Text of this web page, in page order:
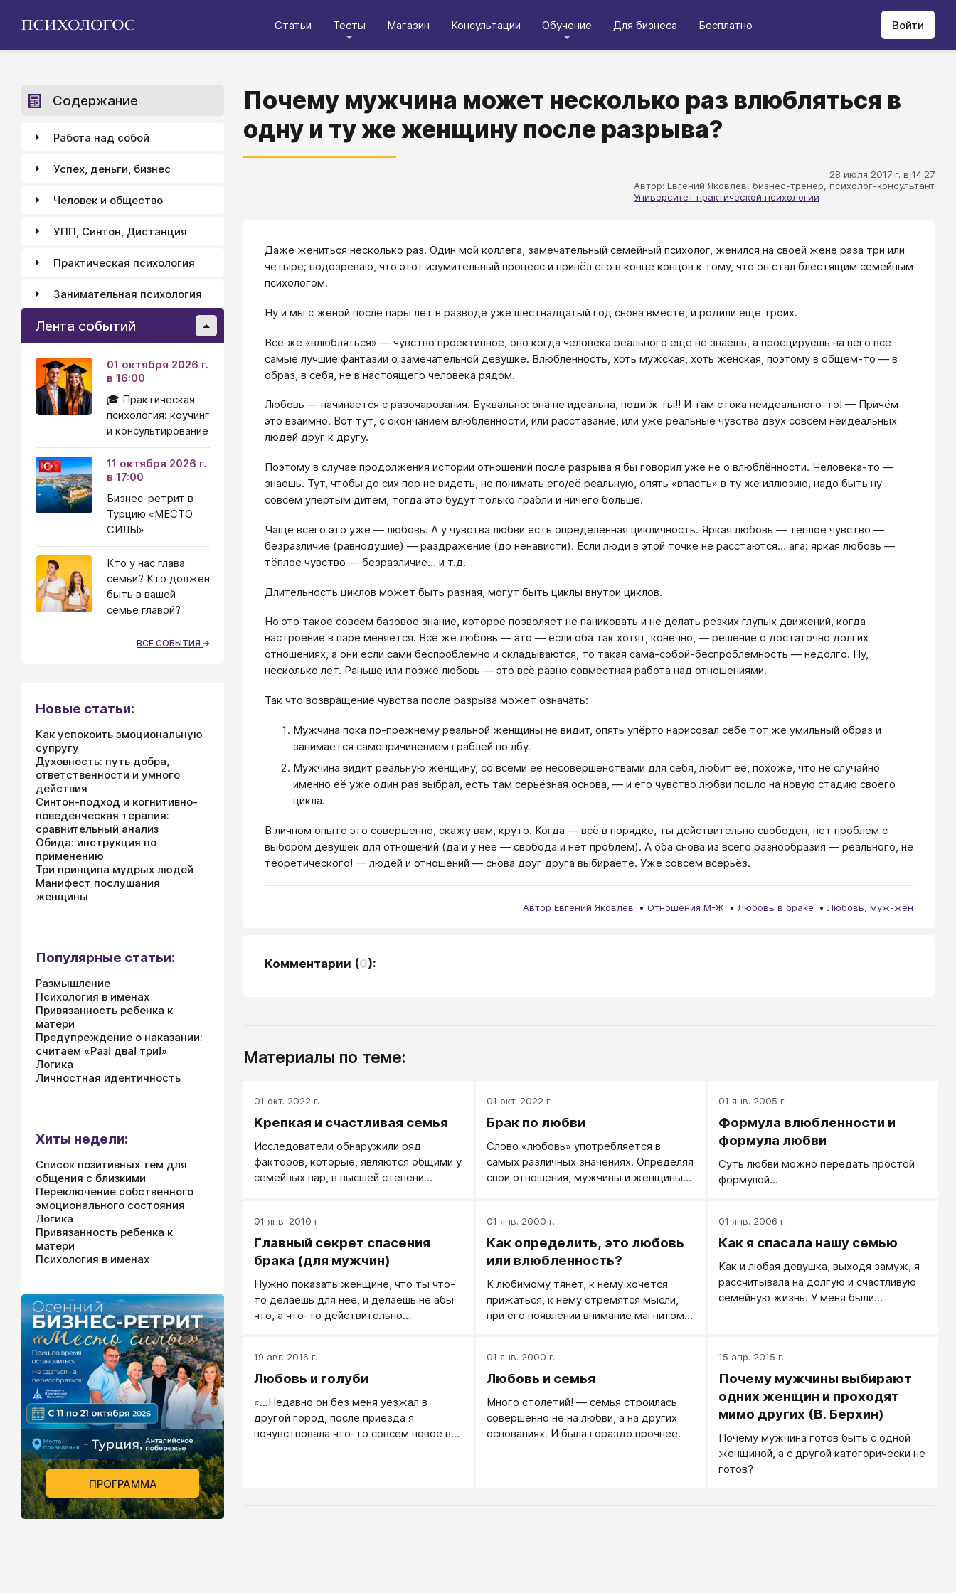
Статьи Тесты Магазин Консультации Обучение Для бизнеса Бесплатно Войти
Почему мужчина может несколько раз влюбляться в
одну и ту же женщину после разрыва?
28 июля 2017 г. в 14:27
Автор: Евгений Яковлев, бизнес-тренер, психолог-консультант
Университет практической психологии
Даже жениться несколько раз. Один мой коллега, замечательный семейный психолог, женился на своей жене раза три или
четыре; подозреваю, что этот изумительный процесс и привёл его в конце концов к тому, что он стал блестящим семейным
психологом.
Ну и мы с женой после пары лет в разводе уже шестнадцатый год снова вместе, и родили ещё троих.
Всё же «влюбляться» — чувство проективное, оно когда человека реального ещё не знаешь, а проецируешь на него все
самые лучшие фантазии о замечательной девушке. Влюбленность, хоть мужская, хоть женская, поэтому в общем-то — в
образ, в себя, не в настоящего человека рядом.
Любовь — начинается с разочарования. Буквально: она не идеальна, поди ж ты!! И там стока неидеального-то! — Причём
это взаимно. Вот тут, с окончанием влюблённости, или расставание, или уже реальные чувства двух совсем неидеальных
людей друг к другу.
Поэтому в случае продолжения истории отношений после разрыва я бы говорил уже не о влюблённости. Человека-то —
знаешь. Тут, чтобы до сих пор не видеть, не понимать его/её реальную, опять «впасть» в ту же иллюзию, надо быть ну
совсем упёртым дитём, тогда это будут только грабли и ничего больше.
Чаще всего это уже — любовь. А у чувства любви есть определённая цикличность. Яркая любовь — тёплое чувство —
безразличие (равнодушие) — раздражение (до ненависти). Если люди в этой точке не расстаются… ага: яркая любовь —
тёплое чувство — безразличие… и т.д.
Длительность циклов может быть разная, могут быть циклы внутри циклов.
Но это такое совсем базовое знание, которое позволяет не паниковать и не делать резких глупых движений, когда
настроение в паре меняется. Всё же любовь — это — если оба так хотят, конечно, — решение о достаточно долгих
отношениях, а они если сами беспроблемно и складываются, то такая сама-собой-беспроблемность — недолго. Ну,
несколько лет. Раньше или позже любовь — это всё равно совместная работа над отношениями.
Так что возвращение чувства после разрыва может означать:
Мужчина пока по-прежнему реальной женщины не видит, опять упёрто нарисовал себе тот же умильный образ и
занимается самопричинением граблей по лбу.
Мужчина видит реальную женщину, со всеми её несовершенствами для себя, любит её, похоже, что не случайно
именно её уже один раз выбрал, есть там серьёзная основа, — и его чувство любви пошло на новую стадию своего
цикла.
В личном опыте это совершенно, скажу вам, круто. Когда — всё в порядке, ты действительно свободен, нет проблем с
выбором девушек для отношений (да и у неё — свобода и нет проблем). А оба снова из всего разнообразия — реального, не
теоретического! — людей и отношений — снова друг друга выбираете. Уже совсем всерьёз.
Автор Евгений Яковлев Отношения М-Ж Любовь в браке Любовь, муж-жен
Комментарии (0):
Материалы по теме:
01 окт. 2022 г.
Крепкая и счастливая семья
Исследователи обнаружили ряд
факторов, которые, являются общими у
семейных пар, в высшей степени
01 окт. 2022 г.
Брак по любви
Слово «любовь» упот­ребляется в
самых различных значениях. Определяя
свои отношения, мужчины и женщины
называют так чувство, которое
испытывают люди к своей семье, к
друзьям и близким. Все эти проявления
01 янв. 2005 г.
Формула влюбленности и
формула любви
Суть любви можно передать простой
формулой...
01 янв. 2010 г.
Главный секрет спасения
брака (для мужчин)
Нужно показать женщине, что ты что-
то делаешь для неё, и делаешь не абы
что, а что-то действительно
01 янв. 2000 г.
Как определить, это любовь
или влюбленность?
К любимому тянет, к нему хочется
прижаться, к нему стремятся мысли,
при его появлении внимание магнитом
любовью, а только влюбленностью.
01 янв. 2006 г.
Как я спасала нашу семью
Как и любая девушка, выходя замуж, я
рассчитывала на долгую и счастливую
семейную жизнь. У меня были
ребенка, мы столкнулись с серьезным
кризисом, который продлился не один
год... Именно об этом я и хочу вам
рассказать. Это очень личное, и долгое
время мне не хотелось писать об этом.
Но в то же время я понимаю, что
вдохновляет только пример. Только
личный пример и личные истории.
19 авг. 2016 г.
Любовь и голуби
«...Недавно он без меня уезжал в
другой город, после приезда я
почувствовала что-то совсем новое в
01 янв. 2000 г.
Любовь и семья
Много столетий! — семья строилась
совершенно не на любви, а на других
основаниях. И была гораздо прочнее.
15 апр. 2015 г.
Почему мужчины выбирают
одних женщин и проходят
мимо других (В. Берхин)
Почему мужчина готов быть с одной
женщиной, а с другой категорически не
готов?
Содержание
Работа над собой
Успех, деньги, бизнес
Человек и общество
УПП, Синтон, Дистанция
Практическая психология
Занимательная психология
Лента событий
01 октября 2026 г.
в 16:00
🎓 Практическая
психология: коучинг
и консультирование
11 октября 2026 г.
в 17:00
Бизнес-ретрит в
Турцию «МЕСТО
СИЛЫ»
Кто у нас глава
семьи? Кто должен
быть в вашей
семье главой?
ВСЕ СОБЫТИЯ
Новые статьи:
Как успокоить эмоциональную
супругу
Духовность: путь добра,
ответственности и умного
действия
Синтон-подход и когнитивно-
поведенческая терапия:
сравнительный анализ
Обида: инструкция по
применению
Три принципа мудрых людей
Манифест послушания
женщины
Популярные статьи:
Размышление
Психология в именах
Привязанность ребенка к
матери
Предупреждение о наказании:
считаем «Раз! два! три!»
Логика
Личностная идентичность
Хиты недели:
Список позитивных тем для
общения с близкими
Переключение собственного
эмоционального состояния
Логика
Привязанность ребенка к
матери
Психология в именах
ПРОГРАММА